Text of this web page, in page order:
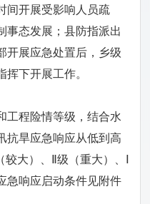
间开展受影响人员疏
事态发展；县防指派出
开展应急处置后，乡级
下开展工作。
工程险情等级，结合水
抗旱应急响应从低到高
大）、Ⅱ级（重大）、Ⅰ
急响应启动条件见附件